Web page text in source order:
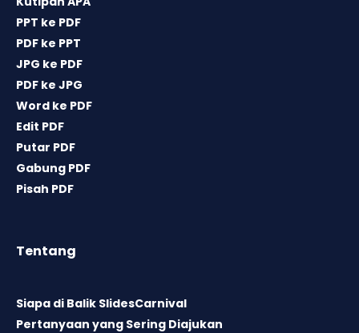
PPT ke PDF
PDF ke PPT
JPG ke PDF
PDF ke JPG
Word ke PDF
Edit PDF
Putar PDF
Gabung PDF
Pisah PDF
Tentang
Siapa di Balik SlidesCarnival
Pertanyaan yang Sering Diajukan